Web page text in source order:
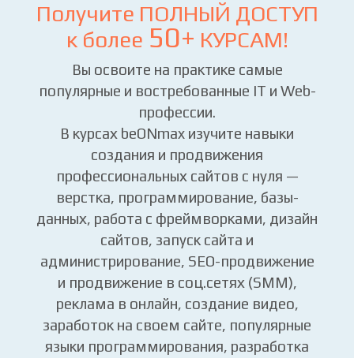
Получите ПОЛНЫЙ ДОСТУП
к более 50+ КУРСАМ!
Вы освоите на практике самые
популярные и востребованные IT и Web-
профессии.
В курсах beONmax изучите навыки
создания и продвижения
профессиональных сайтов с нуля —
верстка, программирование, базы-
данных, работа с фреймворками, дизайн
сайтов, запуск сайта и
администрирование, SEO-продвижение
и продвижение в соц.сетях (SMM),
реклама в онлайн, создание видео,
заработок на своем сайте, популярные
языки программирования, разработка